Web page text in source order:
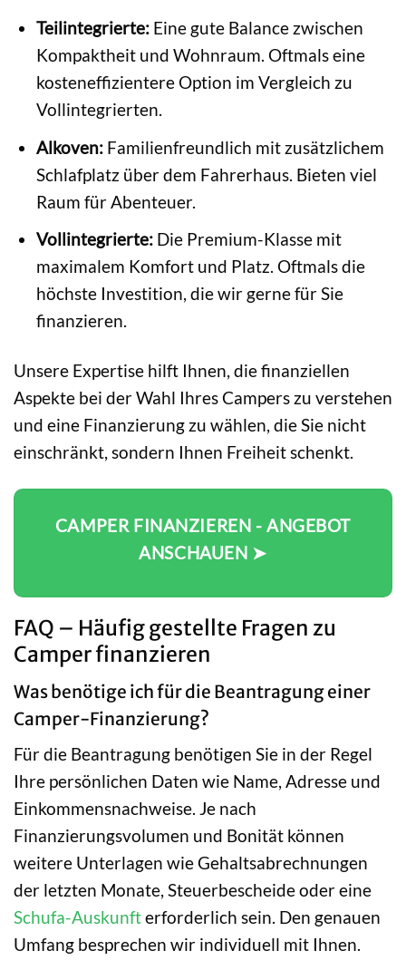
Teilintegrierte:Eine gute Balance zwischen
Kompaktheit und Wohnraum. Oftmals eine
kosteneffizientere Option im Vergleich zu
Vollintegrierten.
Alkoven:Familienfreundlich mit zusätzlichem
Schlafplatz über dem Fahrerhaus. Bieten viel
Raum für Abenteuer.
Vollintegrierte:Die Premium-Klasse mit
maximalem Komfort und Platz. Oftmals die
höchste Investition, die wir gerne für Sie
finanzieren.
Unsere Expertise hilft Ihnen, die finanziellen
Aspekte bei der Wahl Ihres Campers zu verstehen
und eine Finanzierung zu wählen, die Sie nicht
einschränkt, sondern Ihnen Freiheit schenkt.
CAMPER FINANZIEREN - ANGEBOT
ANSCHAUEN ➤
FAQ – Häufig gestellte Fragen zu
Camper finanzieren
Was benötige ich für die Beantragung einer
Camper-Finanzierung?
Für die Beantragung benötigen Sie in der Regel
Ihre persönlichen Daten wie Name, Adresse und
Einkommensnachweise. Je nach
Finanzierungsvolumen und Bonität können
weitere Unterlagen wie Gehaltsabrechnungen
der letzten Monate, Steuerbescheide oder eine
Schufa-Auskunfterforderlich sein. Den genauen
Umfang besprechen wir individuell mit Ihnen.